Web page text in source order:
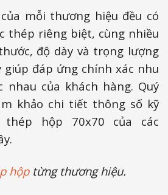
mỗi thương hiệu đều có
thép riêng biệt, cùng nhiều
độ dày và trọng lượng
giúp đáp ứng chính xác nhu
nhau của khách hàng. Quý
khảo chi tiết thông số kỹ
hộp 70x70 của các
hộptừng thương hiệu.